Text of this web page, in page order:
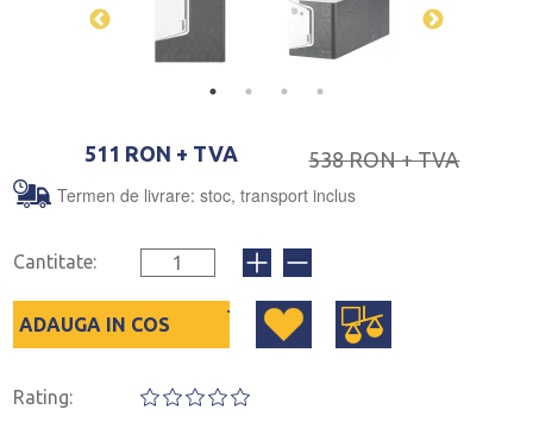
511 RON + TVA
538 RON + TVA
Termen de livrare: stoc, transport inclus
Cantitate:
ADAUGA IN COS
Rating: